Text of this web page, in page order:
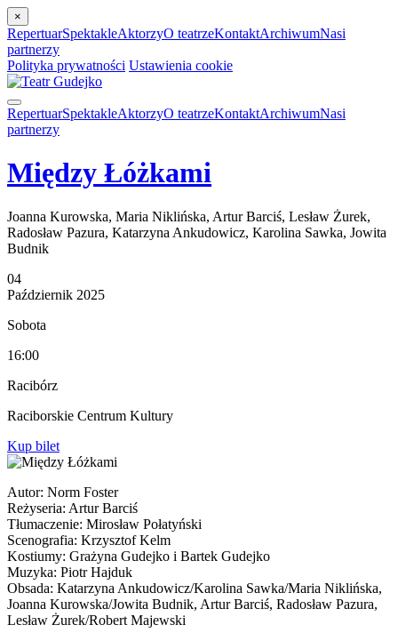
×
RepertuarSpektakleAktorzyO teatrzeKontaktArchiwumNasi
partnerzy
Polityka prywatności Ustawienia cookie
RepertuarSpektakleAktorzyO teatrzeKontaktArchiwumNasi
partnerzy
Między Łóżkami
Joanna Kurowska, Maria Niklińska, Artur Barciś, Lesław Żurek,
Radosław Pazura, Katarzyna Ankudowicz, Karolina Sawka, Jowita
Budnik
04
Październik 2025
Sobota
16:00
Racibórz
Raciborskie Centrum Kultury
Kup bilet
Autor: Norm Foster
Reżyseria: Artur Barciś
Tłumaczenie: Mirosław Połatyński
Scenografia: Krzysztof Kelm
Kostiumy: Grażyna Gudejko i Bartek Gudejko
Muzyka: Piotr Hajduk
Obsada: Katarzyna Ankudowicz/Karolina Sawka/Maria Niklińska,
Joanna Kurowska/Jowita Budnik, Artur Barciś, Radosław Pazura,
Lesław Żurek/Robert Majewski